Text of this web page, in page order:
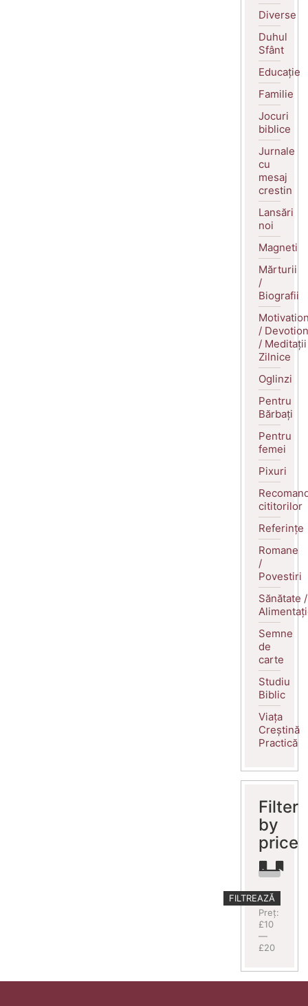
Diverse
Duhul
Sfânt
Educație
Familie
Jocuri
biblice
Jurnale
cu
mesaj
crestin
Lansări
noi
Magneti
Mărturii
/
Biografii
/
/ Meditații
Zilnice
Oglinzi
Pentru
Bărbați
Pentru
femei
Pixuri
cititorilor
Referințe
Romane
/
Povestiri
Sănătate /
Semne
de
carte
Studiu
Biblic
Viața
Creștină
Practică
Filter
by
price
Preț
minim
Preț
maxim
FILTREAZĂ
Preț:
£10
—
£20